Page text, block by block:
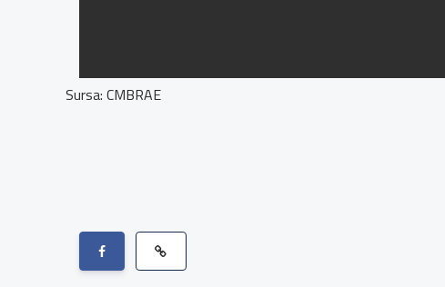
Sursa: CMBRAE